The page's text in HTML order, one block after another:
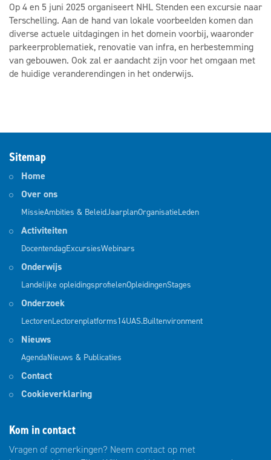
Op 4 en 5 juni 2025 organiseert NHL Stenden een excursie naar
Terschelling. Aan de hand van lokale voorbeelden komen dan
diverse actuele uitdagingen in het domein voorbij, waaronder
parkeerproblematiek, renovatie van infra, en herbestemming
van gebouwen. Ook zal er aandacht zijn voor het omgaan met
de huidige veranderendingen in het onderwijs.
Sitemap
Home
Over ons
MissieAmbities & BeleidJaarplanOrganisatieLeden
Activiteiten
DocentendagExcursiesWebinars
Onderwijs
Landelijke opleidingsprofielenOpleidingenStages
Onderzoek
LectorenLectorenplatforms14UAS.Builtenvironment
Nieuws
AgendaNieuws & Publicaties
Contact
Cookieverklaring
Kom in contact
Vragen of opmerkingen? Neem contact op met